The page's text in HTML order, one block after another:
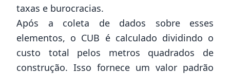
taxas e burocracias.
Após a coleta de dados sobre esses
elementos, o CUB é calculado dividindo o
custo total pelos metros quadrados de
construção. Isso fornece um valor padrão